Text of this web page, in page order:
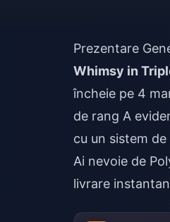
Prezentare
Whimsy in
încheie pe 4
de rang A
cu un sistem
Ai nevoie de
livrare